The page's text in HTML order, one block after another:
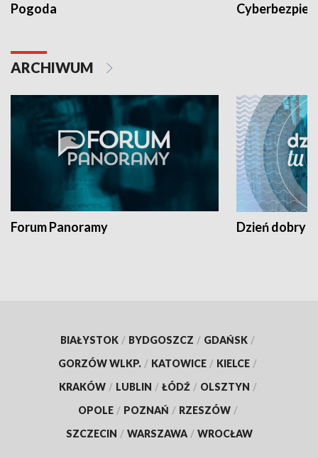
Pogoda
ARCHIWUM
Forum Panoramy Dzień dobry
BIAŁYSTOK / BYDGOSZCZ / GDAŃSK /
GORZÓW WLKP. / KATOWICE / KIELCE /
KRAKÓW / LUBLIN / ŁÓDŹ / OLSZTYN /
OPOLE / POZNAŃ / RZESZÓW /
SZCZECIN / WARSZAWA / WROCŁAW